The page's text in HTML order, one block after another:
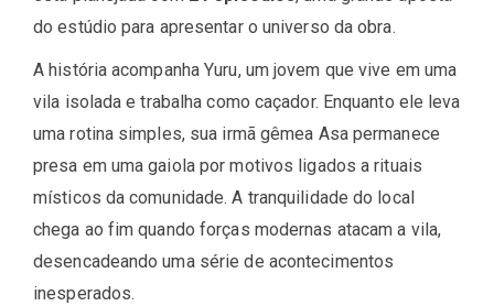
do estúdio para apresentar o universo da obra.
A história acompanha Yuru, um jovem que vive em uma
vila isolada e trabalha como caçador. Enquanto ele leva
uma rotina simples, sua irmã gêmea Asa permanece
presa em uma gaiola por motivos ligados a rituais
místicos da comunidade. A tranquilidade do local
chega ao fim quando forças modernas atacam a vila,
desencadeando uma série de acontecimentos
inesperados.